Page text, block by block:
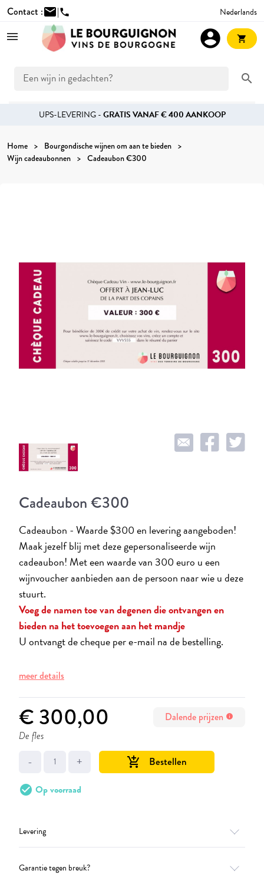
Contact :mail|phone Nederlands
search
account_circle shopping_cart
UPS-LEVERING -GRATIS VANAF € 400 AANKOOP
Home
Bourgondische wijnen om aan te bieden
Wijn cadeaubonnen
Cadeaubon €300
Cadeaubon €300
Cadeaubon - Waarde $300 en levering aangeboden!
Maak jezelf blij met deze gepersonaliseerde wijn
cadeaubon! Met een waarde van 300 euro u een
wijnvoucher aanbieden aan de persoon naar wie u deze
stuurt.
Voeg de namen toe van degenen die ontvangen en
bieden na het toevoegen aan het mandje
U ontvangt de cheque per e-mail na de bestelling.
meer details
€ 300,00 Dalende prijzen info
De fles
- + add_shopping_cart Bestellen
check_circle Op voorraad
Levering
Garantie tegen breuk?